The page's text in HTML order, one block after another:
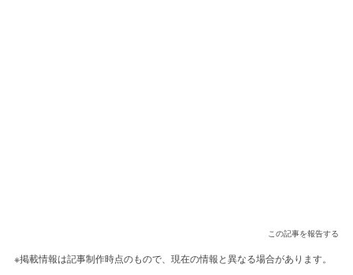
この記事を報告する
※掲載情報は記事制作時点のもので、現在の情報と異なる場合があります。